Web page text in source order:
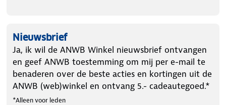
Nieuwsbrief
Ja, ik wil de ANWB Winkel nieuwsbrief ontvangen
en geef ANWB toestemming om mij per e-mail te
benaderen over de beste acties en kortingen uit de
ANWB (web)winkel en ontvang 5.- cadeautegoed.*
*Alleen voor leden